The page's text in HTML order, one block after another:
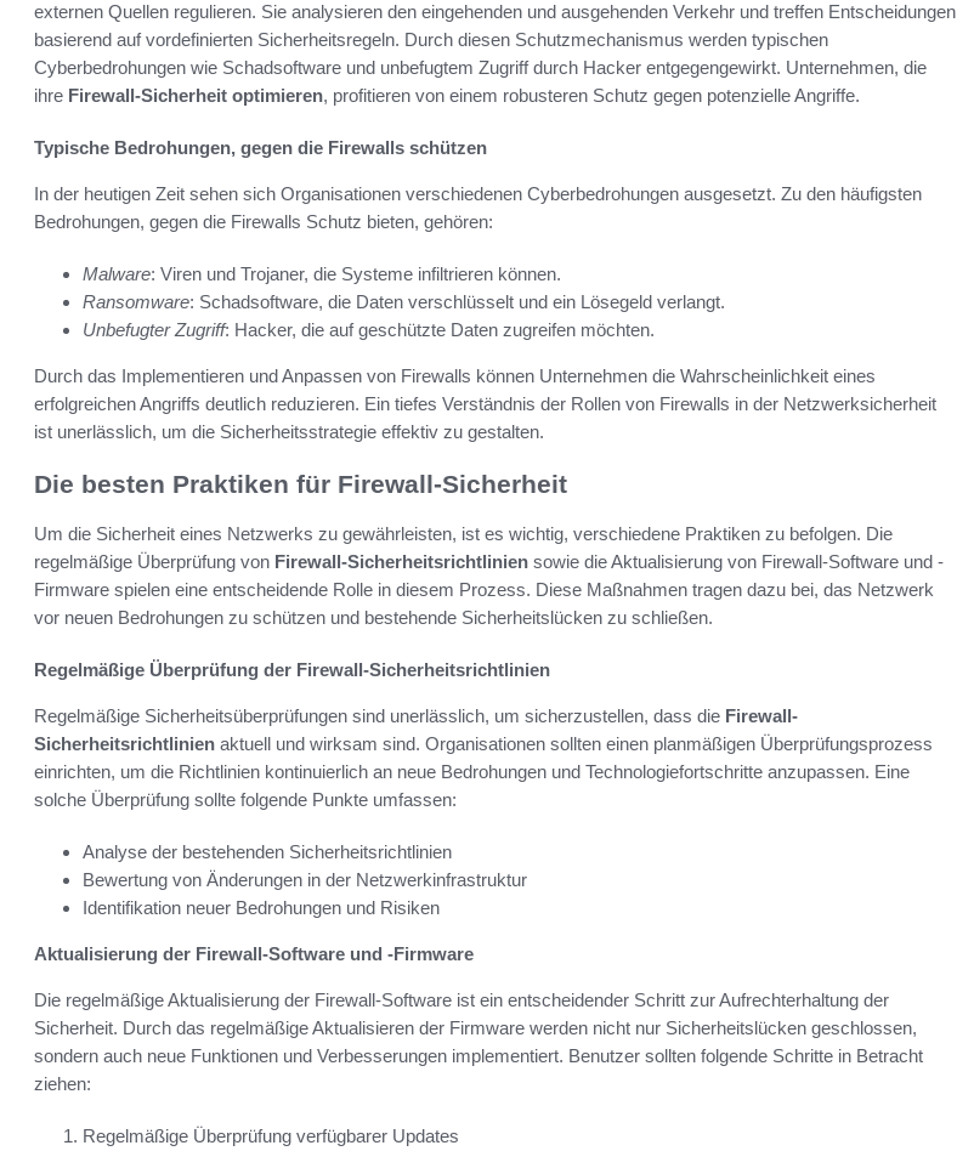
externen Quellen regulieren. Sie analysieren den eingehenden und ausgehenden Verkehr und treffen Entscheidungen
basierend auf vordefinierten Sicherheitsregeln. Durch diesen Schutzmechanismus werden typischen
Cyberbedrohungen wie Schadsoftware und unbefugtem Zugriff durch Hacker entgegengewirkt. Unternehmen, die
ihre Firewall-Sicherheit optimieren, profitieren von einem robusteren Schutz gegen potenzielle Angriffe.
Typische Bedrohungen, gegen die Firewalls schützen
In der heutigen Zeit sehen sich Organisationen verschiedenen Cyberbedrohungen ausgesetzt. Zu den häufigsten
Bedrohungen, gegen die Firewalls Schutz bieten, gehören:
Malware: Viren und Trojaner, die Systeme infiltrieren können.
Ransomware: Schadsoftware, die Daten verschlüsselt und ein Lösegeld verlangt.
Unbefugter Zugriff: Hacker, die auf geschützte Daten zugreifen möchten.
Durch das Implementieren und Anpassen von Firewalls können Unternehmen die Wahrscheinlichkeit eines
erfolgreichen Angriffs deutlich reduzieren. Ein tiefes Verständnis der Rollen von Firewalls in der Netzwerksicherheit
ist unerlässlich, um die Sicherheitsstrategie effektiv zu gestalten.
Die besten Praktiken für Firewall-Sicherheit
Um die Sicherheit eines Netzwerks zu gewährleisten, ist es wichtig, verschiedene Praktiken zu befolgen. Die
regelmäßige Überprüfung von Firewall-Sicherheitsrichtlinien sowie die Aktualisierung von Firewall-Software und -
Firmware spielen eine entscheidende Rolle in diesem Prozess. Diese Maßnahmen tragen dazu bei, das Netzwerk
vor neuen Bedrohungen zu schützen und bestehende Sicherheitslücken zu schließen.
Regelmäßige Überprüfung der Firewall-Sicherheitsrichtlinien
Regelmäßige Sicherheitsüberprüfungen sind unerlässlich, um sicherzustellen, dass die Firewall-
Sicherheitsrichtlinien aktuell und wirksam sind. Organisationen sollten einen planmäßigen Überprüfungsprozess
einrichten, um die Richtlinien kontinuierlich an neue Bedrohungen und Technologiefortschritte anzupassen. Eine
solche Überprüfung sollte folgende Punkte umfassen:
Analyse der bestehenden Sicherheitsrichtlinien
Bewertung von Änderungen in der Netzwerkinfrastruktur
Identifikation neuer Bedrohungen und Risiken
Aktualisierung der Firewall-Software und -Firmware
Die regelmäßige Aktualisierung der Firewall-Software ist ein entscheidender Schritt zur Aufrechterhaltung der
Sicherheit. Durch das regelmäßige Aktualisieren der Firmware werden nicht nur Sicherheitslücken geschlossen,
sondern auch neue Funktionen und Verbesserungen implementiert. Benutzer sollten folgende Schritte in Betracht
ziehen:
Regelmäßige Überprüfung verfügbarer Updates